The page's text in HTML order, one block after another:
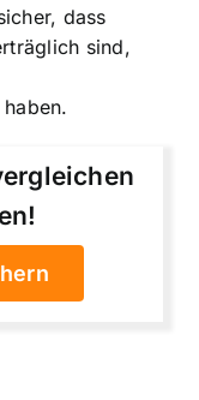
dass
sind,